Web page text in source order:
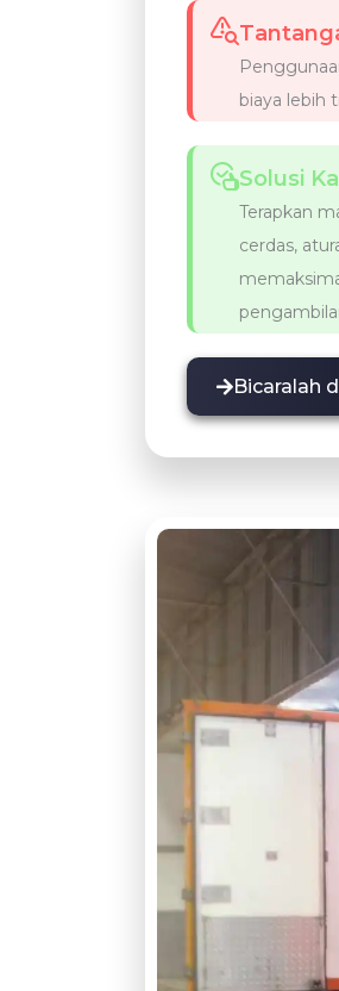
biaya lebih
Solusi
Terapkan
cerdas,
Bicaralah